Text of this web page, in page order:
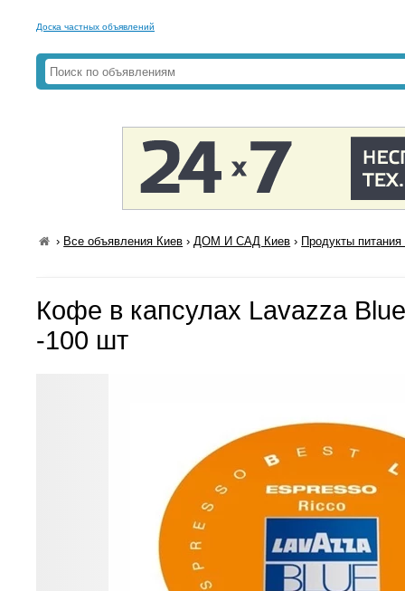
Доска частных объявлений
› Все объявления Киев ›ДОМ И САД Киев › Продукты
Кофе в капсулах Lavazza
-100 шт